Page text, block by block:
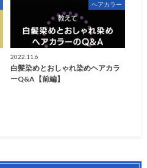
ヘアカラー
2022.11.6
白髪染めとおしゃれ染めヘアカラ
ーQ&A【前編】